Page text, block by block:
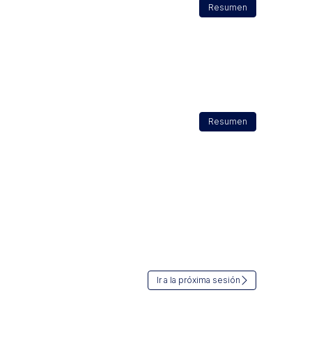
Resumen
Resumen
Ir a la próxima sesión